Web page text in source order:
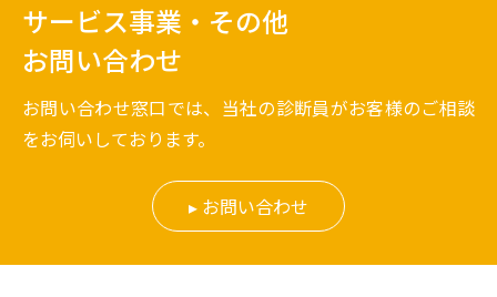
サービス事業・その他
お問い合わせ
お問い合わせ窓口では、当社の診断員がお客様のご相談
をお伺いしております。
お問い合わせ